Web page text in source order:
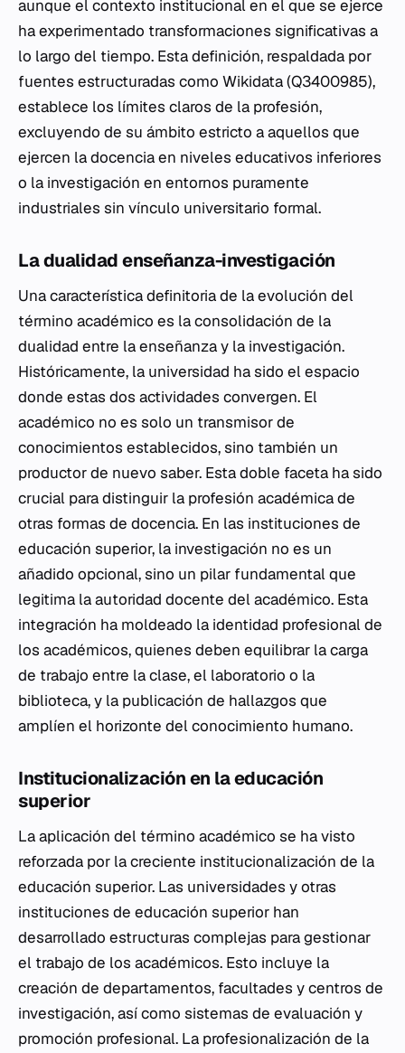
aunque el contexto institucional en el que se ejerce
ha experimentado transformaciones significativas a
lo largo del tiempo. Esta definición, respaldada por
fuentes estructuradas como Wikidata (Q3400985),
establece los límites claros de la profesión,
excluyendo de su ámbito estricto a aquellos que
ejercen la docencia en niveles educativos inferiores
o la investigación en entornos puramente
industriales sin vínculo universitario formal.
La dualidad enseñanza-investigación
Una característica definitoria de la evolución del
término académico es la consolidación de la
dualidad entre la enseñanza y la investigación.
Históricamente, la universidad ha sido el espacio
donde estas dos actividades convergen. El
académico no es solo un transmisor de
conocimientos establecidos, sino también un
productor de nuevo saber. Esta doble faceta ha sido
crucial para distinguir la profesión académica de
otras formas de docencia. En las instituciones de
educación superior, la investigación no es un
añadido opcional, sino un pilar fundamental que
legitima la autoridad docente del académico. Esta
integración ha moldeado la identidad profesional de
los académicos, quienes deben equilibrar la carga
de trabajo entre la clase, el laboratorio o la
biblioteca, y la publicación de hallazgos que
amplíen el horizonte del conocimiento humano.
Institucionalización en la educación
superior
La aplicación del término académico se ha visto
reforzada por la creciente institucionalización de la
educación superior. Las universidades y otras
instituciones de educación superior han
desarrollado estructuras complejas para gestionar
el trabajo de los académicos. Esto incluye la
creación de departamentos, facultades y centros de
investigación, así como sistemas de evaluación y
promoción profesional. La profesionalización de la